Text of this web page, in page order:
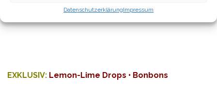
DatenschutzerklärungImpressum
Schau dir den aktuellen Festtags-Katalog als PDF
EXKLUSIV: Lemon-Lime Drops • Bonbons